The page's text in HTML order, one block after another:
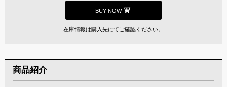
BUY NOW
在庫情報は購入先にてご確認ください。
商品紹介